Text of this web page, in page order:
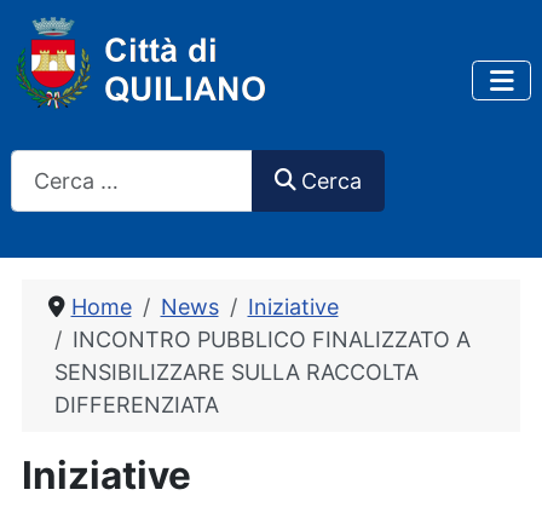
Cerca
Home News
Iniziative
INCONTRO PUBBLICO FINALIZZATO A
SENSIBILIZZARE SULLA RACCOLTA
DIFFERENZIATA
Iniziative